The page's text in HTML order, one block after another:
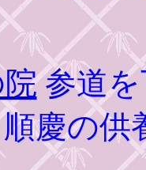
参道を
順慶の供